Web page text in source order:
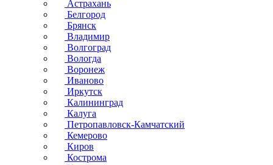
Астрахань
Белгород
Брянск
Владимир
Волгоград
Вологда
Воронеж
Иваново
Иркутск
Калининград
Калуга
Петропавловск-Камчатский
Кемерово
Киров
Кострома